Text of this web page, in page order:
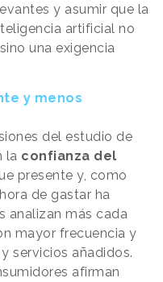
y asumir que la
artificial no
una exigencia
y menos
del estudio de
la confianza del
presente y, como
de gastar ha
analizan más cada
mayor frecuencia y
servicios añadidos.
afirman